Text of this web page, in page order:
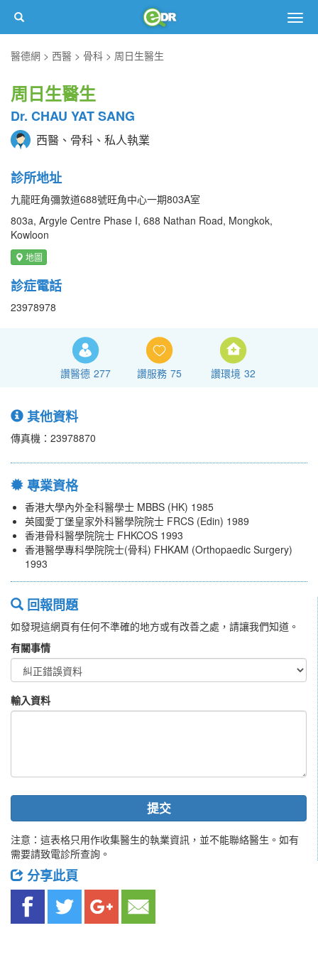
醫德網
西醫 骨科 周日生醫生
周日生醫生
Dr. CHAU YAT SANG
西醫、骨科、私人執業
診所地址
九龍旺角彌敦道688號旺角中心一期803A室
803a, Argyle Centre Phase I, 688 Nathan Road, Mongkok,
Kowloon
地圖
診症電話
23978978
讚醫德 277 讚服務 75 讚環境 32
其他資料
傳真機：23978870
專業資格
香港大學內外全科醫學士 MBBS (HK) 1985
英國愛丁堡皇家外科醫學院院士 FRCS (Edin) 1989
香港骨科醫學院院士 FHKCOS 1993
香港醫學專科學院院士(骨科) FHKAM (Orthopaedic Surgery)
1993
回報問題
如發現這網頁有任何不準確的地方或有改善之處，請讓我們知道。
有關事情
輸入資料
提交
注意：這表格只用作收集醫生的執業資訊，並不能聯絡醫生。如有
需要請致電診所查詢。
分享此頁